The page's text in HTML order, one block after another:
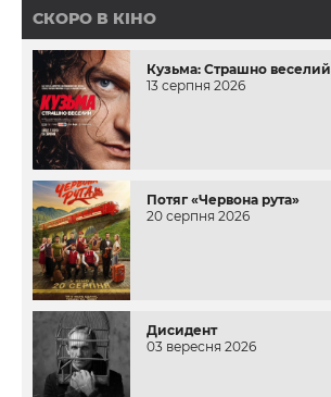
СКОРО В КІНО
Кузьма: Страшно веселий
13 серпня 2026
Потяг «Червона рута»
20 серпня 2026
Дисидент
03 вересня 2026